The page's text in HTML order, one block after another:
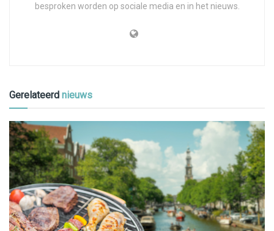
besproken worden op sociale media en in het nieuws.
Gerelateerd nieuws